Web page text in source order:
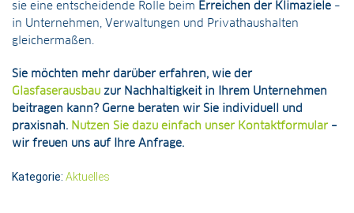
sie eine entscheidende Rolle beim Erreichen der Klimaziele –
in Unternehmen, Verwaltungen und Privathaushalten
gleichermaßen.
Sie möchten mehr darüber erfahren, wie der
Glasfaserausbau zur Nachhaltigkeit in Ihrem Unternehmen
beitragen kann? Gerne beraten wir Sie individuell und
praxisnah. Nutzen Sie dazu einfach unser Kontaktformular –
wir freuen uns auf Ihre Anfrage.
Kategorie: Aktuelles